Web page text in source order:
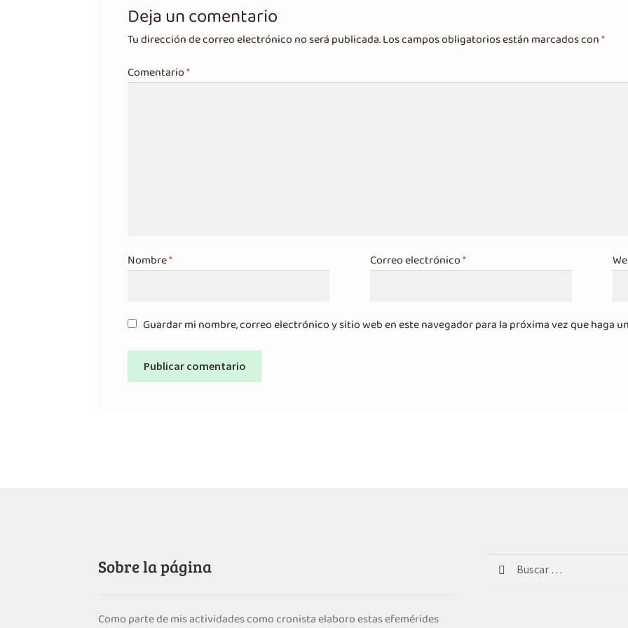
Deja un comentario
Tu dirección de correo electrónico no será publicada.Los campos obligatorios están marcados con*
Comentario*
Nombre* Correo electrónico*
Guardar mi nombre, correo electrónico y sitio web en este navegador para la próxima vez que haga
Sobre la página
Como parte de mis actividades como cronista elaboro estas efemérides
Buscar: